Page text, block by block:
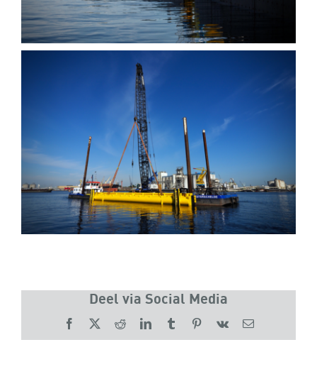
Deel via Social Media
Facebook
X RedditLinkedInTumblrPinterest
Vk
E-